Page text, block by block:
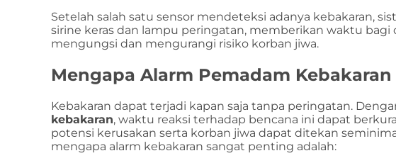
Setelah salah satu sensor mendeteksi adanya kebakaran,
sirine keras dan lampu peringatan, memberikan waktu bagi
mengungsi dan mengurangi risiko korban jiwa.
Mengapa Alarm Pemadam
Kebakaran dapat terjadi kapan saja tanpa peringatan.
kebakaran, waktu reaksi terhadap bencana ini dapat
potensi kerusakan serta korban jiwa dapat ditekan
mengapa alarm kebakaran sangat penting adalah: